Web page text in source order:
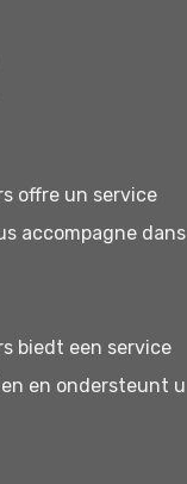
offre un service
accompagne dans
biedt een service
en ondersteunt u